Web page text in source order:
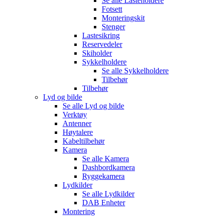
Fotsett
Monteringskit
Stenger
Lastesikring
Reservedeler
Skiholder
Sykkelholdere
Se alle Sykkelholdere
Tilbehør
Tilbehør
Lyd og bilde
Se alle Lyd og bilde
Verktøy
Antenner
Høytalere
Kabeltilbehør
Kamera
Se alle Kamera
Dashbordkamera
Ryggekamera
Lydkilder
Se alle Lydkilder
DAB Enheter
Montering